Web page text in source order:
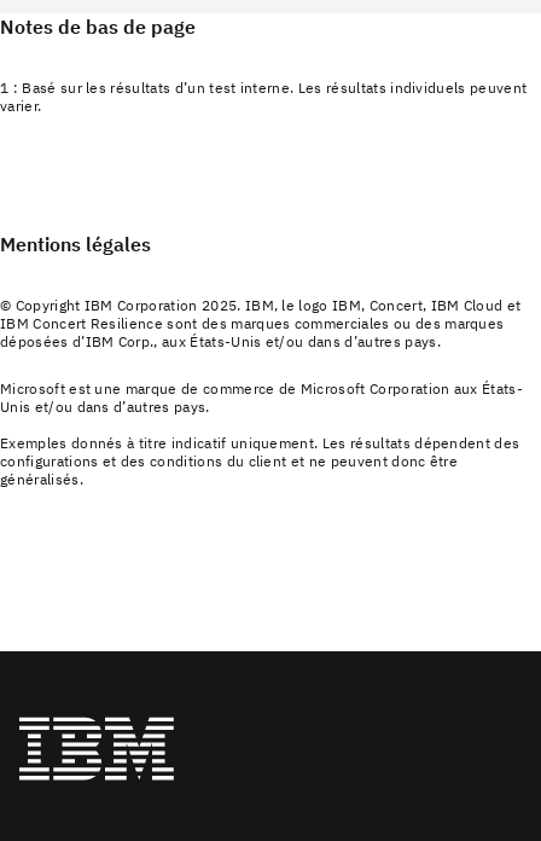
Notes de bas de page
1 : Basé sur les résultats d’un test interne. Les résultats individuels peuvent
varier.
Mentions légales
© Copyright IBM Corporation 2025. IBM, le logo IBM, Concert, IBM Cloud et
IBM Concert Resilience sont des marques commerciales ou des marques
déposées d’IBM Corp., aux États-Unis et/ou dans d’autres pays.
Microsoft est une marque de commerce de Microsoft Corporation aux États-
Unis et/ou dans d’autres pays.
Exemples donnés à titre indicatif uniquement. Les résultats dépendent des
configurations et des conditions du client et ne peuvent donc être
généralisés.